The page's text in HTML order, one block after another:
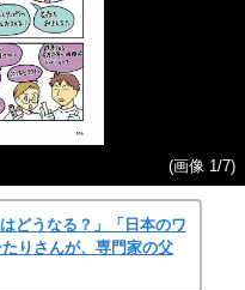
(画像 1/7)
どうなる？」「日本のワ
りさんが、専門家の父